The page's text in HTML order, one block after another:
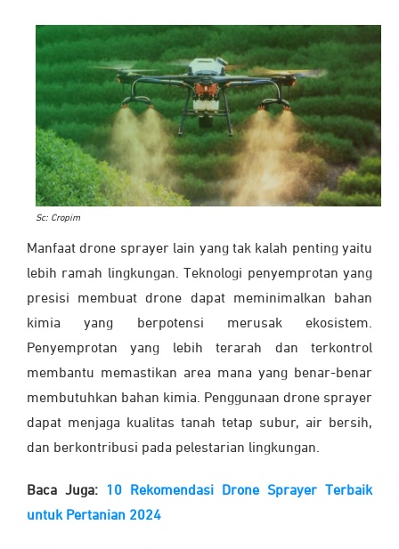
Sc: Cropim
Manfaat drone sprayer lain yang tak kalah penting yaitu
lebih ramah lingkungan. Teknologi penyemprotan yang
presisi membuat drone dapat meminimalkan bahan
kimia yang berpotensi merusak ekosistem.
Penyemprotan yang lebih terarah dan terkontrol
membantu memastikan area mana yang benar-benar
membutuhkan bahan kimia. Penggunaan drone sprayer
dapat menjaga kualitas tanah tetap subur, air bersih,
dan berkontribusi pada pelestarian lingkungan.
Baca Juga: 10 Rekomendasi Drone Sprayer Terbaik
untuk Pertanian 2024